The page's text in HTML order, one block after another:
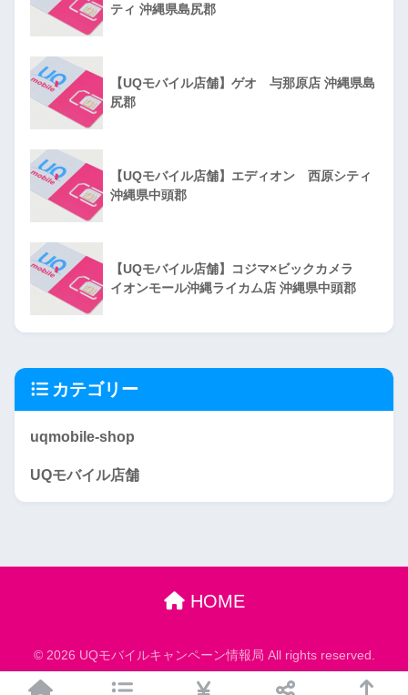
ティ 沖縄県島尻郡
【UQモバイル店舗】ゲオ 与那原店 沖縄県島
尻郡
【UQモバイル店舗】エディオン 西原シティ
沖縄県中頭郡
【UQモバイル店舗】コジマ×ビックカメラ
イオンモール沖縄ライカム店 沖縄県中頭郡
カテゴリー
uqmobile-shop
UQモバイル店舗
HOME
© 2026 UQモバイルキャンペーン情報局 All rights reserved.